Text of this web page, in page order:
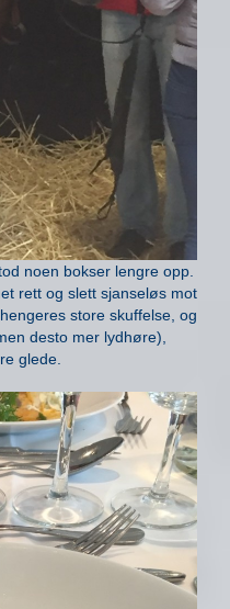
noen bokser lengre opp.
rett og slett sjanseløs mot
store skuffelse, og
desto mer lydhøre),
glede.